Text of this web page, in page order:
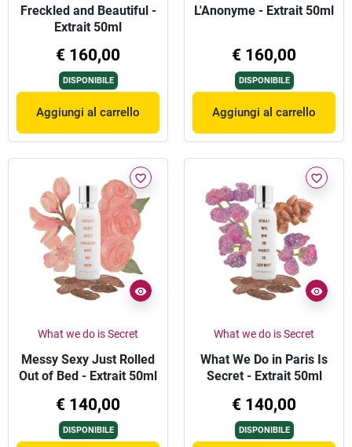
Freckled and Beautiful -
Extrait 50ml
€ 160,00
DISPONIBILE
Aggiungi al carrello
L'Anonyme - Extrait 50ml
€ 160,00
DISPONIBILE
Aggiungi al carrello
favorite_border
What we do is Secret
Messy Sexy Just Rolled
Out of Bed - Extrait 50ml
€ 140,00
DISPONIBILE
favorite_border
What we do is Secret
What We Do in Paris Is
Secret - Extrait 50ml
€ 140,00
DISPONIBILE